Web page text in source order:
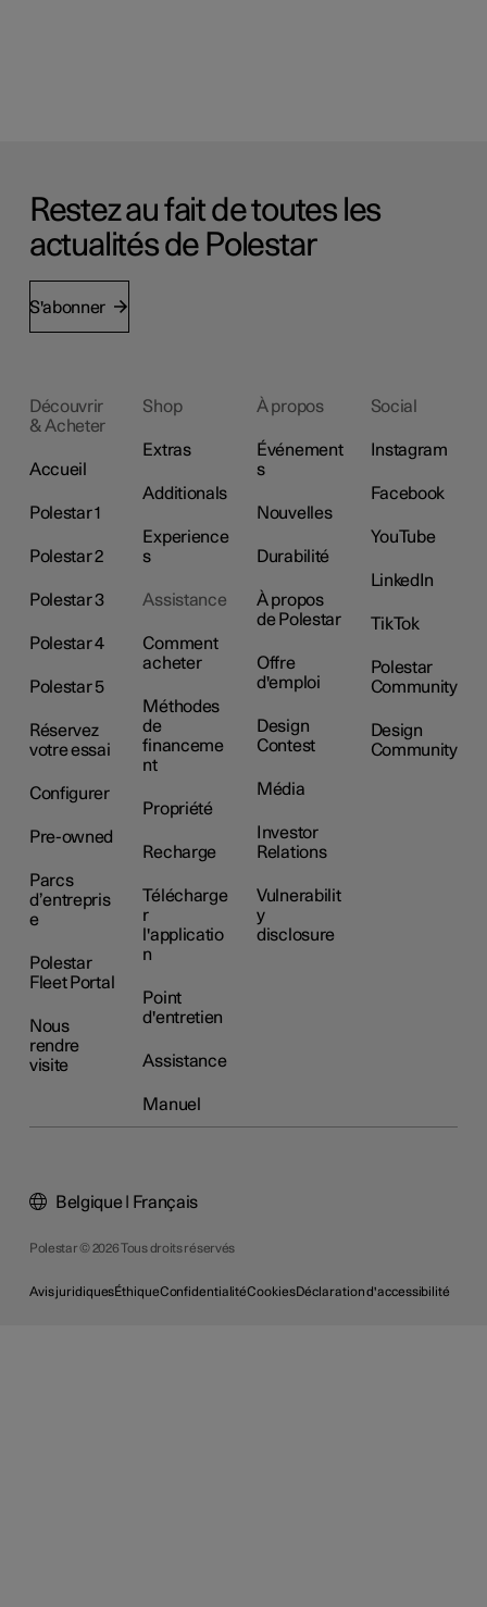
Restez au fait de toutes les
actualités de Polestar
S'abonner
Découvrir
& Acheter
Accueil
Polestar 1
Polestar 2
Polestar 3
Polestar 4
Polestar 5
Réservez
votre essai
Configurer
Pre-owned
Parcs
d’entrepris
e
Polestar
Fleet Portal
Nous
rendre
visite
Shop
Extras
Additionals
Experience
s
Assistance
Comment
acheter
Méthodes
de
financeme
nt
Propriété
Recharge
Télécharge
r
l'applicatio
n
Point
d'entretien
Assistance
Manuel
À propos
Événement
s
Nouvelles
Durabilité
À propos
de Polestar
Offre
d'emploi
Design
Contest
Média
Investor
Relations
Vulnerabilit
y
disclosure
Social
Instagram
Facebook
YouTube
LinkedIn
TikTok
Polestar
Community
Design
Community
Polestar © 2026 Tous droits réservés
Avis juridiquesÉthiqueConfidentialitéCookiesDéclaration d'accessibilité
Belgique | Français